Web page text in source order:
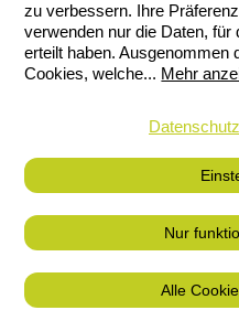
Die Weite und die
Wildnis waren für
zuzulassen.
das
seine
Ehrlichkeit.
zu verbessern. Ihre
verwenden nur die Daten,
erteilt haben. Ausgenommen
Cookies, welche... Mehr
Datenschutz
Nur
Alle